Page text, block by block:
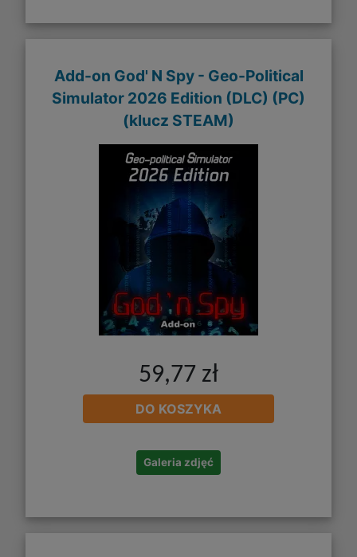
Add-on God' N Spy - Geo-Political
Simulator 2026 Edition (DLC) (PC)
(klucz STEAM)
59,77 zł
DO KOSZYKA
Galeria zdjęć